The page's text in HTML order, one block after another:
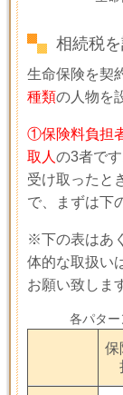
相続税
生命保険を契
種類の人物を
①保険料負担
取人 の3者で
受け取ったと
で、まずは下
※下の表はあ
体的な取扱い
お願い致しま
各パタ
保